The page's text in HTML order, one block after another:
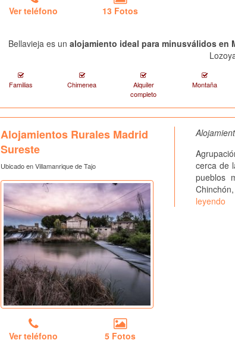
Ver teléfono 13 Fotos
Bellavieja es un alojamiento ideal para minusválidos en
Familias Chimenea
Alquiler
completo
Montaña
Alojamientos Rurales Madrid
Sureste
Ubicado en Villamanrique de Tajo
Ver teléfono 5 Fotos
cerca de
pueblos
leyendo